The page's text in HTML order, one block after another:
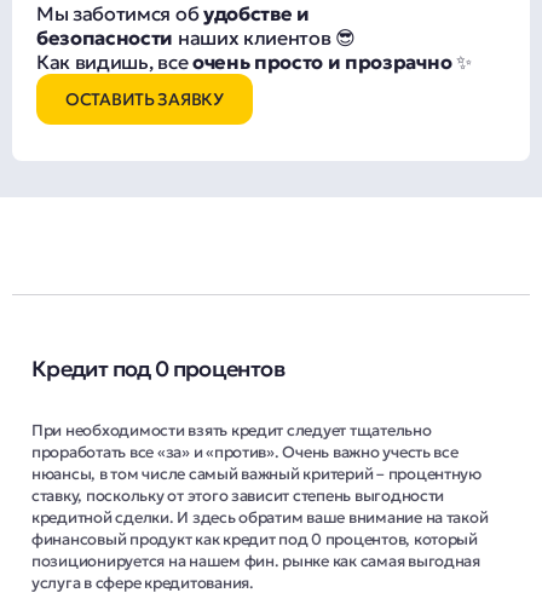
Мы заботимся обудобстве и
безопасности наших клиентов 😎
Как видишь, всеочень просто и прозрачно✨
ОСТАВИТЬ ЗАЯВКУ
Кредит под 0 процентов
При необходимости взять кредит следует тщательно
проработать все «за» и «против». Очень важно учесть все
нюансы, в том числе самый важный критерий – процентную
ставку, поскольку от этого зависит степень выгодности
кредитной сделки. И здесь обратим ваше внимание на такой
финансовый продукт как кредит под 0 процентов, который
позиционируется на нашем фин. рынке как самая выгодная
услуга в сфере кредитования.